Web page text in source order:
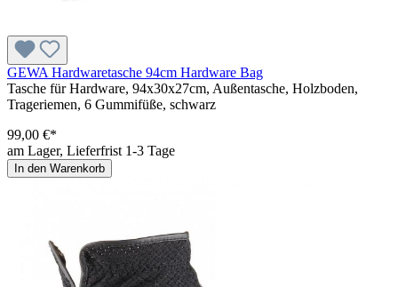
GEWA Hardwaretasche 94cm Hardware Bag
Tasche für Hardware, 94x30x27cm, Außentasche, Holzboden,
Trageriemen, 6 Gummifüße, schwarz
99,00 €*
am Lager, Lieferfrist 1-3 Tage
In den Warenkorb